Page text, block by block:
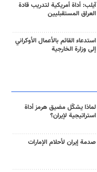
آيلب: أداة أمريكية لتدريب قادة
العراق المستقبليين
استدعاء القائم بالأعمال الأوكراني
إلى وزارة الخارجية
لماذا يشكّل مضيق هرمز أداة
استراتيجية لإيران؟
صدمة إيران لأحلام الإمارات